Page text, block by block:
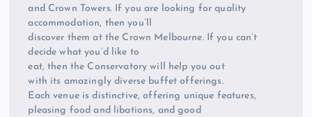
and Crown Towers. If you are looking for quality
accommodation, then you’ll
discover them at the Crown Melbourne. If you can’t
decide what you’d like to
eat, then the Conservatory will help you out
with its amazingly diverse buffet offerings.
Each venue is distinctive, offering unique features,
pleasing food and libations, and good